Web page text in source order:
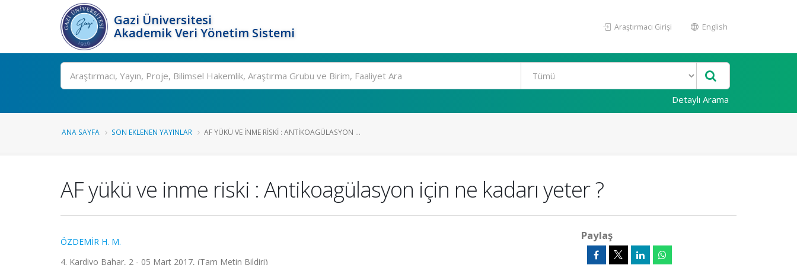
Gazi Üniversitesi
Akademik Veri Yönetim Sistemi
Araştırmacı Girişi English
Ara
Detaylı Arama
ANA SAYFA SON EKLENEN YAYINLAR AF YÜKÜ VE INME RISKI : ANTIKOAGÜLASYON ...
AF yükü ve inme riski : Antikoagülasyon için ne kadarı yeter ?
ÖZDEMİR H. M.
4. Kardiyo Bahar, 2 - 05 Mart 2017, (Tam Metin Bildiri)
Paylaş